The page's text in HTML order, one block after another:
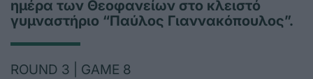
ημέρα των Θεοφανείων στο κλειστό
γυμναστήριο “Παύλος Γιαννακόπουλος”.
ROUND 3 | GAME 8